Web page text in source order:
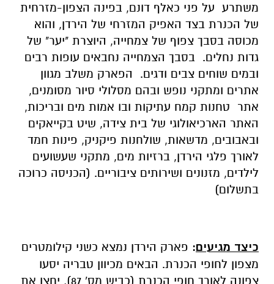
משתרע על פני כאלף דונם, בפינה הצפון-מזרחית
של הכנרת בצד האפיק המזרחי של הירדן, והוא
מכוסה בסבך צפוף של צמחייה, היוצרת "יער" של
גדות נחלים. בסבך הצמחייה נחבאים עופות רבים
ובמים שוחים צבים ודגים. הפארק משלב מגוון
אתרים ומתקני נופש ובהם מסלולי סיור מסומנים,
אתר טחנות קמח עתיקות ובו אמות מים ובריכות,
האתר הארכיאולוגי של בית צידה, שיט בקייאקים
ובאבובים, מדשאות, שולחנות פיקניק, פינות חמד
לאורך פלגי הירדן, ברזיות מים, מתקני שעשועים
לילדים, מזנונים ושירותים ציבוריים. (הכניסה כרוכה
בתשלום)
כיצד מגיעים: פארק הירדן נמצא כשני קילומטרים
מצפון לחופי הכנרת. הבאים מכיוון טבריה יסעו
צפונה לאורך חופי הכנרת (כביש מס' 87), יחצו את